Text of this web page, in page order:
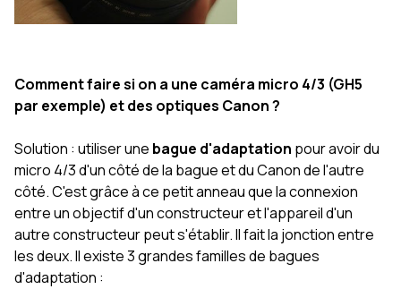
Comment faire si on a une caméra micro 4/3 (GH5
par exemple) et des optiques Canon ?
Solution : utiliser une bague d'adaptation pour avoir du
micro 4/3 d'un côté de la bague et du Canon de l'autre
côté. C'est grâce à ce petit anneau que la connexion
entre un objectif d'un constructeur et l'appareil d'un
autre constructeur peut s'établir. Il fait la jonction entre
les deux. Il existe 3 grandes familles de bagues
d'adaptation :